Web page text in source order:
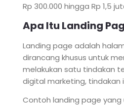
Rp 300.000 hingga Rp 1,5
Apa Itu Landing
Landing page adalah
dirancang khusus untuk
melakukan satu tindakan
digital marketing, tindakan
Contoh landing page yang